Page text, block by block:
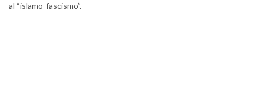
al “islamo-fascismo”.